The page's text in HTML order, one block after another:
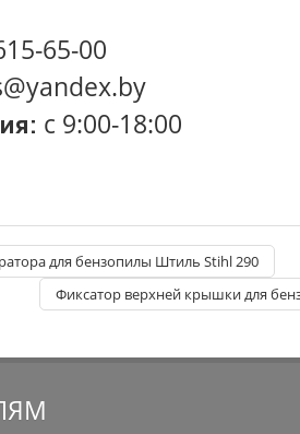
65-00
с 9:00-18:00
для бензопилы Штиль Stihl 290
Фиксатор верхней крышки для